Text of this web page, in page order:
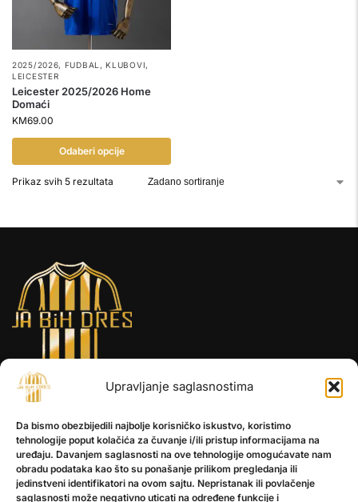
Upravljanje saglasnostima
Da bismo obezbijedili najbolje korisničko iskustvo, koristimo
tehnologije poput kolačića za čuvanje i/ili pristup informacijama na
uređaju. Davanjem saglasnosti na ove tehnologije omogućavate nam
obradu podataka kao što su ponašanje prilikom pregledanja ili
jedinstveni identifikatori na ovom sajtu. Nepristanak ili povlačenje
saglasnosti može negativno uticati na određene funkcije i
2025/2026, FUDBAL ,KLUBOVI,
LEICESTER
Leicester 2025/2026 Home
Domaći
KM69.00
Odaberi opcije
Prikaz svih 5 rezultata
INFORMACIJE
O nama
Kontakt